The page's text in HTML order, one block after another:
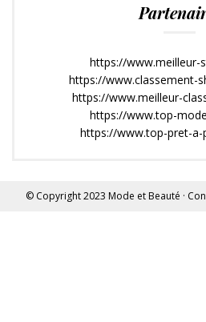
https://www.meilleur-
https://www.classement-
https://www.meilleur-
https://www.top-
https://www.top-pret-
© Copyright 2023 Mode et Beauté ·